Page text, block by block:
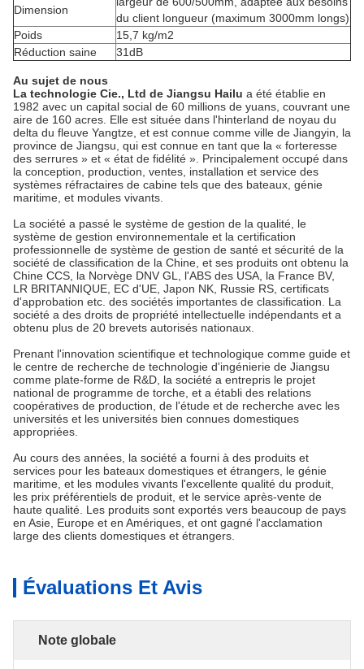
Dimension
du client longueur (maximum 3000mm longs)
Poids
15,7 kg/m2
Réduction saine
31dB
Au sujet de nous
La technologie Cie., Ltd de Jiangsu Hailu a été établie en
1982 avec un capital social de 60 millions de yuans, couvrant une
aire de 160 acres. Elle est située dans l'hinterland de noyau du
delta du fleuve Yangtze, et est connue comme ville de Jiangyin, la
province de Jiangsu, qui est connue en tant que la « forteresse
des serrures » et « état de fidélité ». Principalement occupé dans
la conception, production, ventes, installation et service des
systèmes réfractaires de cabine tels que des bateaux, génie
maritime, et modules vivants.
La société a passé le système de gestion de la qualité, le
système de gestion environnementale et la certification
professionnelle de système de gestion de santé et sécurité de la
société de classification de la Chine, et ses produits ont obtenu la
Chine CCS, la Norvège DNV GL, l'ABS des USA, la France BV,
LR BRITANNIQUE, EC d'UE, Japon NK, Russie RS, certificats
d'approbation etc. des sociétés importantes de classification. La
société a des droits de propriété intellectuelle indépendants et a
obtenu plus de 20 brevets autorisés nationaux.
Prenant l'innovation scientifique et technologique comme guide et
le centre de recherche de technologie d'ingénierie de Jiangsu
comme plate-forme de R&D, la société a entrepris le projet
national de programme de torche, et a établi des relations
coopératives de production, de l'étude et de recherche avec les
universités et les universités bien connues domestiques
appropriées.
Au cours des années, la société a fourni à des produits et
services pour les bateaux domestiques et étrangers, le génie
maritime, et les modules vivants l'excellente qualité du produit,
les prix préférentiels de produit, et le service après-vente de
haute qualité. Les produits sont exportés vers beaucoup de pays
en Asie, Europe et en Amériques, et ont gagné l'acclamation
large des clients domestiques et étrangers.
Évaluations Et Avis
Note globale